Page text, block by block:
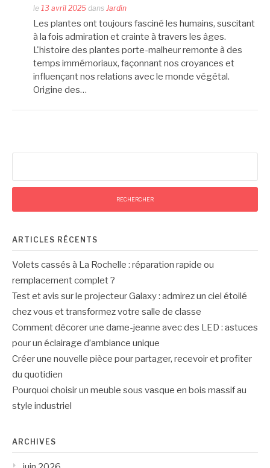
le 13 avril 2025 dans Jardin
Les plantes ont toujours fasciné les humains, suscitant
à la fois admiration et crainte à travers les âges.
L'histoire des plantes porte-malheur remonte à des
temps immémoriaux, façonnant nos croyances et
influençant nos relations avec le monde végétal.
Origine des…
ARTICLES RÉCENTS
Volets cassés à La Rochelle : réparation rapide ou
remplacement complet ?
Test et avis sur le projecteur Galaxy : admirez un ciel étoilé
chez vous et transformez votre salle de classe
Comment décorer une dame-jeanne avec des LED : astuces
pour un éclairage d’ambiance unique
Créer une nouvelle pièce pour partager, recevoir et profiter
du quotidien
Pourquoi choisir un meuble sous vasque en bois massif au
style industriel
ARCHIVES